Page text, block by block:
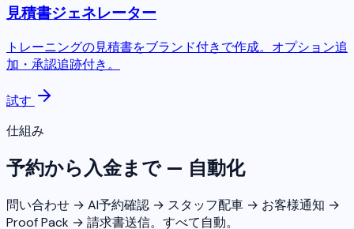
見積書ジェネレーター
トレーニングの見積書をブランド付きで作成。オプション追
加・承認追跡付き。
試す
仕組み
予約から入金まで — 自動化
問い合わせ → AI予約確認 → スタッフ配車 → お客様通知 →
Proof Pack → 請求書送信。すべて自動。